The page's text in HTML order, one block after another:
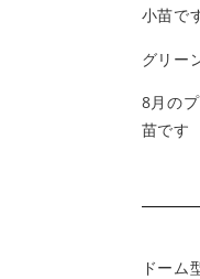
小苗で
グリー
8月の
苗です
ドーム